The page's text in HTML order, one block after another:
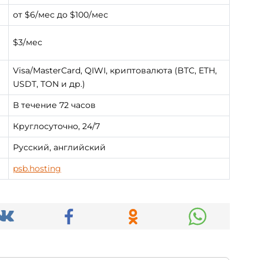
от $6/мес до $100/мес
$3/мес
Visa/MasterCard, QIWI, криптовалюта (BTC, ETH,
USDT, TON и др.)
В течение 72 часов
Круглосуточно, 24/7
Русский, английский
psb.hosting